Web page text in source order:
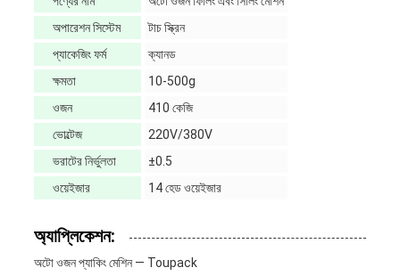
অপারেশন সিস্টেম
টাচ স্ক্রিন
প্যাকেজিং ফর্ম
ক্যানড
ক্ষমতা
10-500g
ওজন
410 কেজি
ভোল্টেজ
220V/380V
ভরাটের নির্ভুলতা
±0.5
ওয়েইজার
14 হেড ওয়েইজার
অ্যাপ্লিকেশন:
অটো ওজন প্যাকিং মেশিন — Toupack